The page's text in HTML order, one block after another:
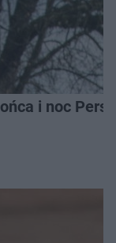
i noc